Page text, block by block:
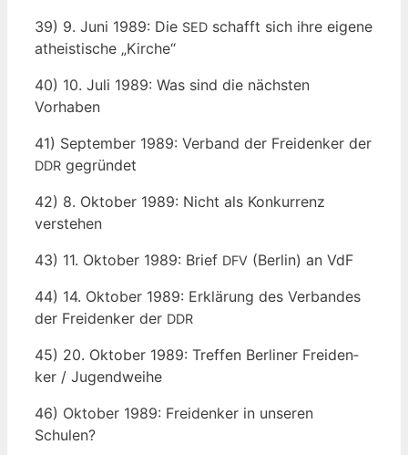
39) 9. Juni 1989: Die SED schafft sich ihre eige­ne
athe­is­ti­sche „Kir­che“
40) 10. Juli 1989: Was sind die nächs­ten
Vorhaben
41) Sep­tem­ber 1989: Ver­band der Frei­den­ker der
DDR gegründet
42) 8. Okto­ber 1989: Nicht als Kon­kur­renz
verstehen
43) 11. Okto­ber 1989: Brief DFV (Ber­lin) an VdF
44) 14. Okto­ber 1989: Erklä­rung des Ver­ban­des
der Frei­den­ker der DDR
45) 20. Okto­ber 1989: Tref­fen Ber­li­ner Frei­den­
ker / Jugendweihe
46) Okto­ber 1989: Frei­den­ker in unse­ren
Schulen?